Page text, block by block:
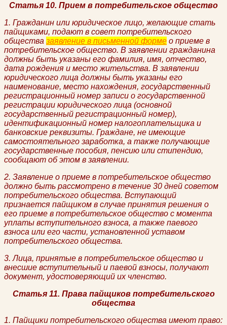
Статья 10. Прием в потребительское общество
1. Гражданин или юридическое лицо, желающие стать
пайщиками, подают в совет потребительского
общества заявление в письменной форме о приеме в
потребительское общество. В заявлении гражданина
должны быть указаны его фамилия, имя, отчество,
дата рождения и место жительства. В заявлении
юридического лица должны быть указаны его
наименование, место нахождения, государственный
регистрационный номер записи о государственной
регистрации юридического лица (основной
государственный регистрационный номер),
идентификационный номер налогоплательщика и
банковские реквизиты. Граждане, не имеющие
самостоятельного заработка, а также получающие
государственные пособия, пенсию или стипендию,
сообщают об этом в заявлении.
2. Заявление о приеме в потребительское общество
должно быть рассмотрено в течение 30 дней советом
потребительского общества. Вступающий
признается пайщиком в случае принятия решения о
его приеме в потребительское общество с момента
уплаты вступительного взноса, а также паевого
взноса или его части, установленной уставом
потребительского общества.
3. Лица, принятые в потребительское общество и
внесшие вступительный и паевой взносы, получают
документ, удостоверяющий их членство.
Статья 11. Права пайщиков потребительского
общества
1. Пайщики потребительского общества имеют право: